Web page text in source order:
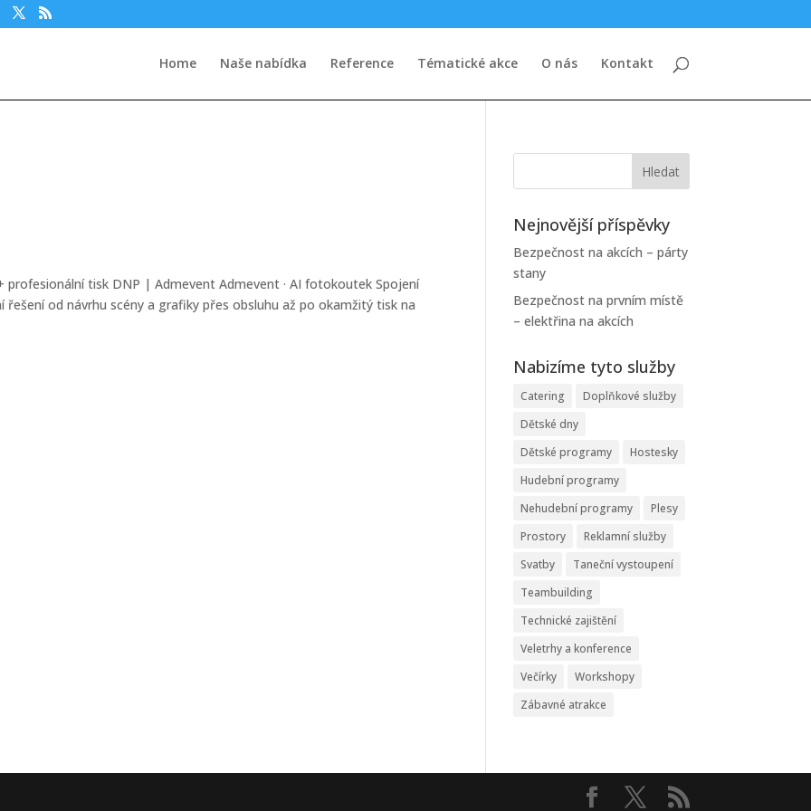
Home Naše nabídka Reference Tématické akce O nás Kontakt
tisk DNP | Admevent Admevent · AI fotokoutek Spojení
od návrhu scény a grafiky přes obsluhu až po okamžitý tisk na
Nejnovější příspěvky
Bezpečnost na akcích – párty
stany
Bezpečnost na prvním místě
– elektřina na akcích
Nabizíme tyto služby
Catering
Doplňkové služby
Dětské dny
Dětské programy
Hostesky
Hudební programy
Nehudební programy
Plesy
Prostory
Reklamní služby
Svatby
Taneční vystoupení
Teambuilding
Technické zajištění
Veletrhy a konference
Večírky
Workshopy
Zábavné atrakce